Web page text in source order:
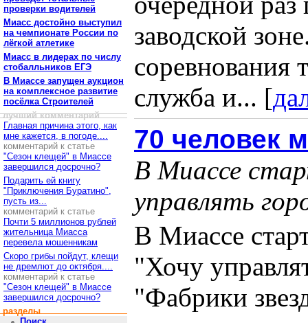
проверки водителей
Миасс достойно выступил
на чемпионате России по
лёгкой атлетике
Миасс в лидерах по числу
стобалльников ЕГЭ
В Миассе запущен аукцион
на комплексное развитие
посёлка Строителей
лучший комментарий
Главная причина этого, как
мне кажется, в погоде....
комментарий к статье
"Сезон клещей" в Миассе
завершился досрочно?
Подарить ей книгу
"Приключения Буратино",
пусть из...
комментарий к статье
Почти 5 миллионов рублей
жительница Миасса
перевела мошенникам
Скоро грибы пойдут, клещи
не дремлют до октября....
комментарий к статье
"Сезон клещей" в Миассе
завершился досрочно?
разделы
заводской
соревнования
служба и... [
70 человек
В Миассе
управлять
В Миассе
"Хочу
"Фабрики